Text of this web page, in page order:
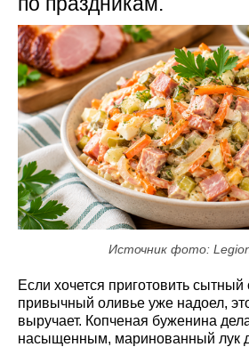
Источник фото:
Если хочется приготовить сытный
привычный оливье уже надоел,
выручает. Копченая буженина
насыщенным, маринованный лук